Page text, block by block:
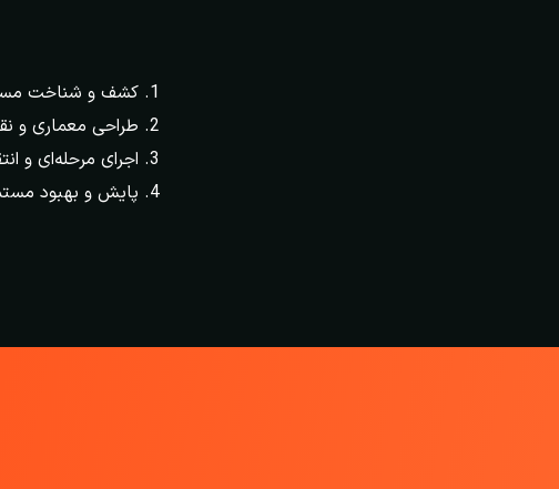
کشف و شناخت
طراحی معماری و
اجرای مرحله‌ای و
پایش و بهبود